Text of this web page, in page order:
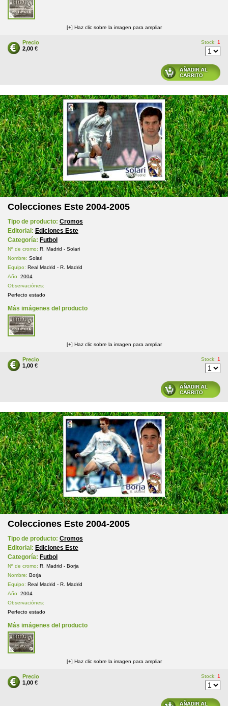
[+] Haz clic sobre la imagen para ampliar
Precio
2,00 €
Stock: 1
Colecciones Este 2004-2005
Tipo de producto: Cromos
Editorial: Ediciones Este
Categoría: Futbol
Nº de cromo: R. Madrid - Solari
Nombre: Solari
Equipo: Real Madrid - R. Madrid
Año: 2004
Observaciónes:
Perfecto estado
Más imágenes del producto
[+] Haz clic sobre la imagen para ampliar
Precio
1,00 €
Stock: 1
Colecciones Este 2004-2005
Tipo de producto: Cromos
Editorial: Ediciones Este
Categoría: Futbol
Nº de cromo: R. Madrid - Borja
Nombre: Borja
Equipo: Real Madrid - R. Madrid
Año: 2004
Observaciónes:
Perfecto estado
Más imágenes del producto
[+] Haz clic sobre la imagen para ampliar
Precio
1,00 €
Stock: 1